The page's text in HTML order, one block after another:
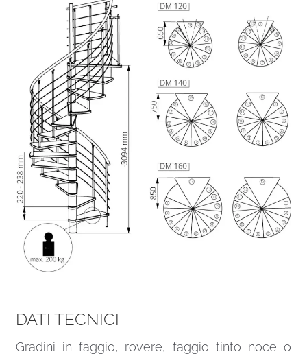
DATI TECNICI
Gradini in faggio, rovere, faggio tinto noce o